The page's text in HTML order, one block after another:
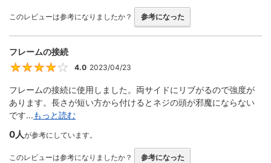
このレビューは参考になりましたか？ 参考になった
フレームの接続
4
4.0 2023/04/23
フレームの接続に使用しました。両サイドにリブがるので強度が
あります。長さが短い方から付けるとネジの頭が邪魔にならない
です...もっと読む
0人が参考にしています。
このレビューは参考になりましたか？ 参考になった